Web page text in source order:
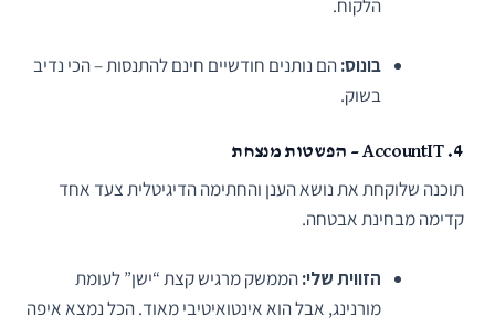
הלקוח.
בונוס:הם נותנים חודשיים חינם להתנסות – הכי נדיב
בשוק.
4. AccountIT – הפשטות מנצחת
תוכנה שלוקחת את נושא הענן והחתימה הדיגיטלית צעד אחד
קדימה מבחינת אבטחה.
הזווית שלי:הממשק מרגיש קצת “ישן” לעומת
מורנינג, אבל הוא אינטואיטיבי מאוד. הכל נמצא איפה